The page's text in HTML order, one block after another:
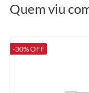
Quem viu
-30% OFF